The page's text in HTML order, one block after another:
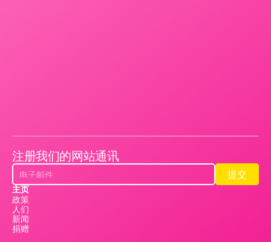
注册我们的网站通讯
提交
提交
主页
政策
人们
新闻
捐赠